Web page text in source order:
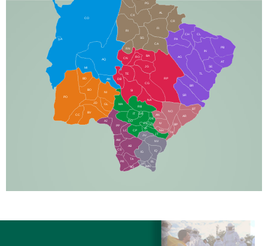
CO
AQ
MI
AN
CX
RI
AL
CR
FI
SG
BA
CA
PA
CH CL
PB
SE
TL
AG
BR
SR
BT
AR
RP
RO
JG
CG
SI
NA
TA
NH
JT
RB
MA
IT
DR
DO
CP
JU
NV
IQ
EL
BD
BO
NI
JD
PO
BV
CC
PP
AJ
LC
AM
AB
JP
DB
TE
CS
PR
TA
SQ
IG
MN
IN
NO
BP
RN
CN
GL
AN
IV
FS
VC
GD
DE
AT
PG
LA